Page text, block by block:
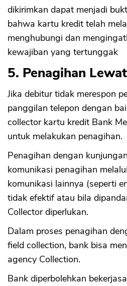
dikirimkan dapat menjadi
bahwa kartu kredit telah
menghubungi dan
kewajiban yang tertunggak
5. Penagihan
Jika debitur tidak merespon
panggilan telepon dengan
collector kartu kredit Bank
untuk melakukan penagihan.
Penagihan dengan
komunikasi penagihan
komunikasi lainnya (seperti
tidak efektif atau bila
Collector diperlukan.
Dalam proses penagihan
field collection, bank bisa
agency Collection.
Bank diperbolehkan